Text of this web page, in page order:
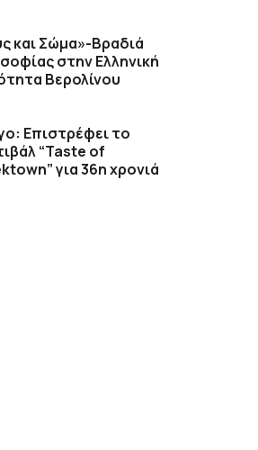
και Σώμα»-Βραδιά
στην Ελληνική
Βερολίνου
Επιστρέφει το
“Taste of
για 36η χρονιά